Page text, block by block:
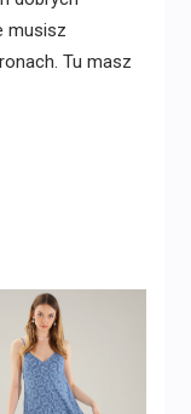
musisz
Tu masz